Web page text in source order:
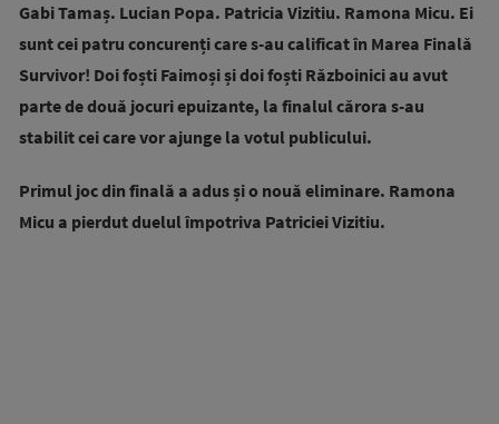
Gabi Tamaș. Lucian Popa. Patricia Vizitiu. Ramona Micu. Ei
sunt cei patru concurenți care s-au calificat în Marea Finală
Survivor! Doi foști Faimoși și doi foști Războinici au avut
parte de două jocuri epuizante, la finalul cărora s-au
stabilit cei care vor ajunge la votul publicului.
Primul joc din finală a adus și o nouă eliminare. Ramona
Micu a pierdut duelul împotriva Patriciei Vizitiu.